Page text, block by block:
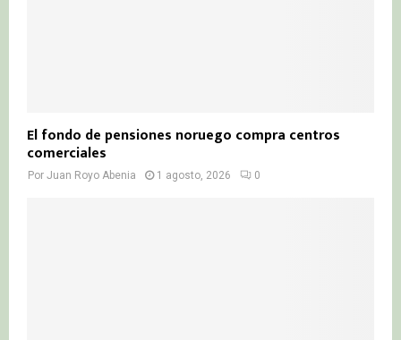
El fondo de pensiones noruego compra centros
comerciales
Por Juan Royo Abenia 1 agosto, 2026 0